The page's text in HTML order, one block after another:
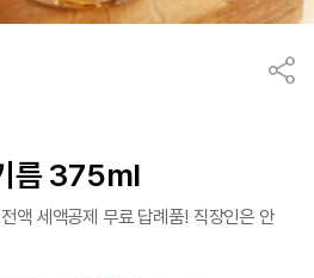
름 375ml
액 세액공제 무료 답례품! 직장인은 안